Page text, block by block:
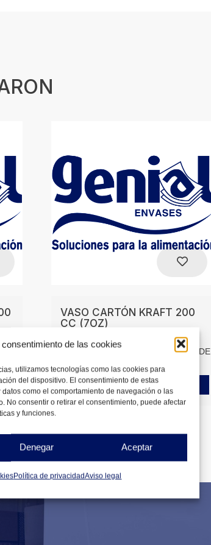
de las cookies
utilizamos tecnologías como las cookies para
del dispositivo. El consentimiento de estas
como el comportamiento de navegación o las
No consentir o retirar el consentimiento, puede afectar
y funciones.
Aceptar
Denegar
Política de privacidadAviso legal
VASO CARTÓN KRAFT 200
CC (7OZ)
0,93€ DESDE
DISPONIBLES